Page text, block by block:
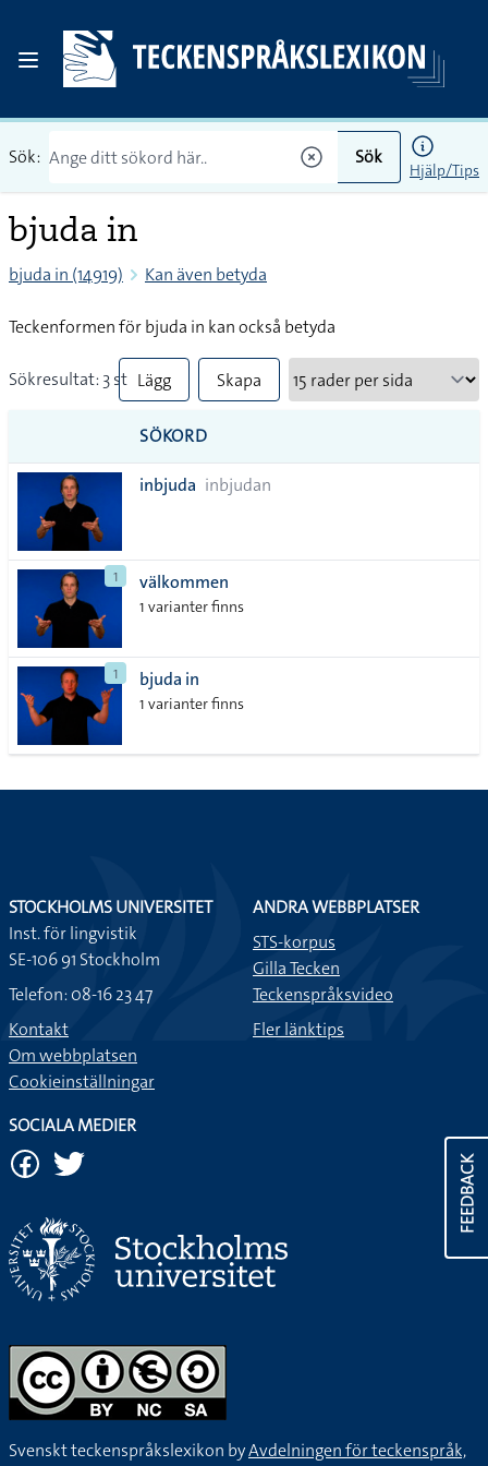
Sök: Sök
Hjälp/Tips
bjuda in
bjuda in (14919) Kan även betyda
Teckenformen för bjuda in kan också betyda
Sökresultat: 3 st Lägg
till
alla i
Skapa
SÖKORD
inbjuda inbjudan
1 välkommen
1 varianter finns
1 bjuda in
1 varianter finns
FEEDBACK
STOCKHOLMS UNIVERSITET
Inst. för lingvistik
SE-106 91 Stockholm
Telefon: 08-16 23 47
Kontakt
Om webbplatsen
Cookieinställningar
ANDRA WEBBPLATSER
STS-korpus
Gilla Tecken
Teckenspråksvideo
Fler länktips
SOCIALA MEDIER
Svenskt teckenspråkslexikon byAvdelningen för teckenspråk,